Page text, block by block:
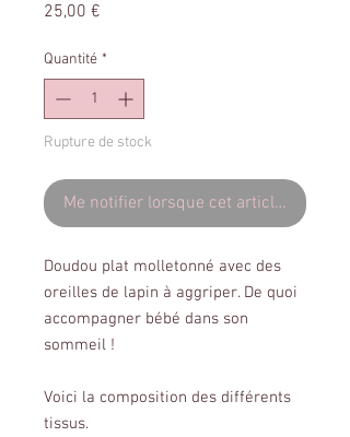
25,00 €
Quantité *
Rupture de stock
Me notifier lorsque cet article est
Doudou plat molletonné avec des
oreilles de lapin à aggriper. De quoi
accompagner bébé dans son
sommeil !
Voici la composition des différents
tissus.